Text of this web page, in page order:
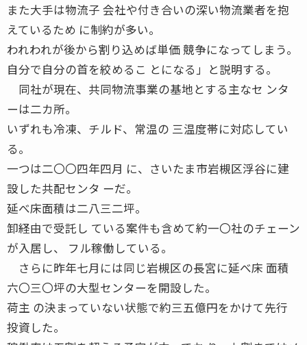
また大手は物流子 会社や付き合いの深い物流業者を抱
えているため に制約が多い。
われわれが後から割り込めば単価 競争になってしまう。
自分で自分の首を絞めるこ とになる」と説明する。
同社が現在、共同物流事業の基地とする主なセ ンタ
ーは二カ所。
いずれも冷凍、チルド、常温の 三温度帯に対応してい
る。
一つは二〇〇四年四月 に、さいたま市岩槻区浮谷に建
設した共配センタ ーだ。
延べ床面積は二八三二坪。
卸経由で受託し ている案件も含めて約一〇社のチェーン
が入居し、 フル稼働している。
さらに昨年七月には同じ岩槻区の長宮に延べ床 面積
六〇三〇坪の大型センターを開設した。
荷主 の決まっていない状態で約三五億円をかけて先行
投資した。